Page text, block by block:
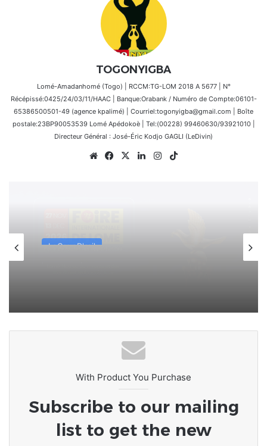
TOGONYIGBA
Lomé-Amadanhomé (Togo) | RCCM:TG-LOM 2018 A 5677 | N°
Récépissé:0425/24/03/11/HAAC | Banque:Orabank / Numéro de Compte:06101-
65386500501-49 (agence kpalimé) | Courriel:togonyigba@gmail.com | Boîte
postale:23BP90053539 Lomé Apédokoè | Tel:(00228) 99460630/93921010 |
Directeur Général : José-Éric Kodjo GAGLI (LeDivin)
WebsiteFacebook
X LinkedinInstagram
LeCoupD'œil
With Product You Purchase
Subscribe to our mailing
list to get the new